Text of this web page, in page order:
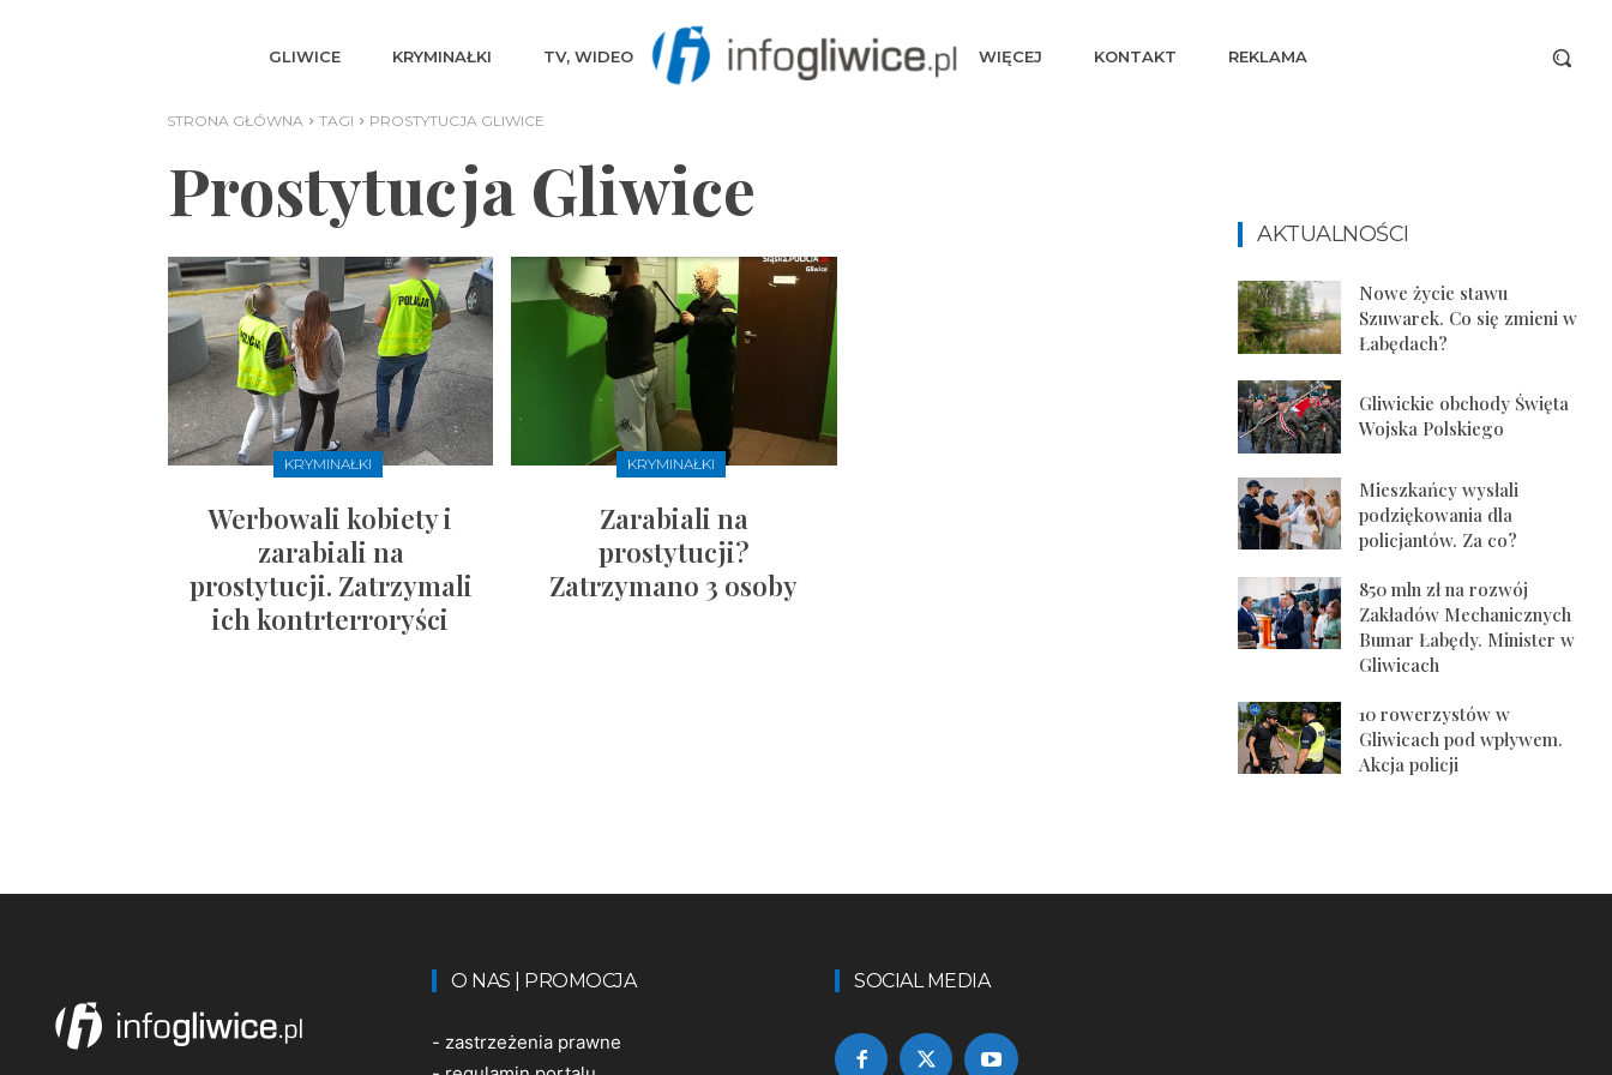
GLIWICE KRYMINAŁKI TV, WIDEO WIĘCEJ KONTAKT REKLAMA
STRONA GŁÓWNA TAGI PROSTYTUCJA GLIWICE
Prostytucja Gliwice
KRYMINAŁKI
Werbowali kobiety i
zarabiali na
prostytucji. Zatrzymali
ich kontrterroryści
KRYMINAŁKI
Zarabiali na
prostytucji?
Zatrzymano 3 osoby
AKTUALNOŚCI
Nowe życie stawu
Szuwarek. Co się zmieni w
Łabędach?
Gliwickie obchody Święta
Wojska Polskiego
Mieszkańcy wysłali
podziękowania dla
policjantów. Za co?
850 mln zł na rozwój
Zakładów Mechanicznych
Bumar Łabędy. Minister w
Gliwicach
10 rowerzystów w
Gliwicach pod wpływem.
Akcja policji
O NAS | PROMOCJA
- zastrzeżenia prawne
SOCIAL MEDIA